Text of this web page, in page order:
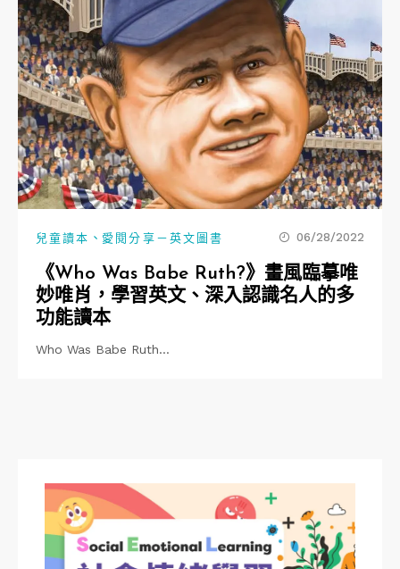
兒童讀本 、 愛閱分享－英文圖書 06/28/2022
《Who Was Babe Ruth?》畫風臨摹唯
妙唯肖，學習英文、深入認識名人的多
功能讀本
Who Was Babe Ruth…